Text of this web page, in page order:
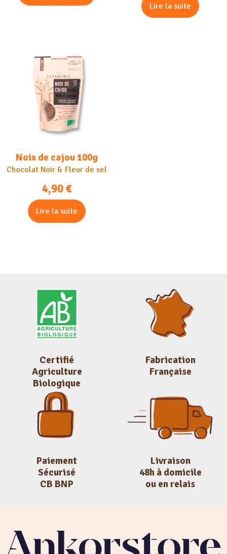
Lire la suite
Noix de cajou 100g
Chocolat Noir & Fleur de sel
4,90€
Lire la suite
Certifié
Agriculture
Biologique
Fabrication
Française
Paiement
Sécurisé
CB BNP
Livraison
48h à domicile
ou en relais